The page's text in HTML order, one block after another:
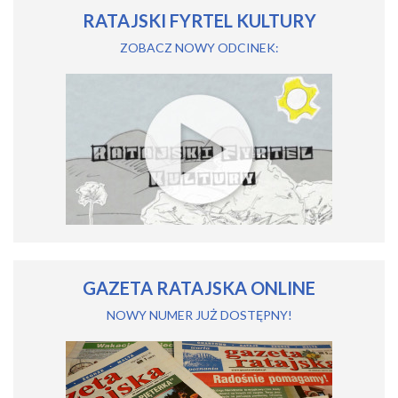
RATAJSKI FYRTEL KULTURY
ZOBACZ NOWY ODCINEK:
GAZETA RATAJSKA ONLINE
NOWY NUMER JUŻ DOSTĘPNY!